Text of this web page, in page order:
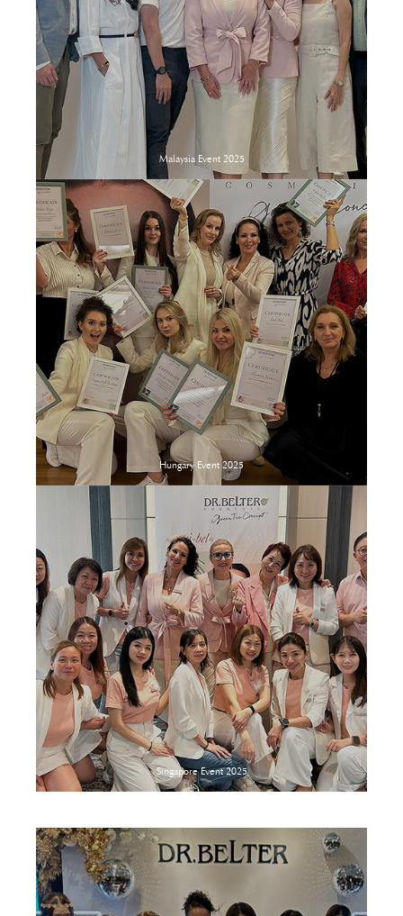
Malaysia Event 2025
Hungary Event 2025
Singapore Event 2025